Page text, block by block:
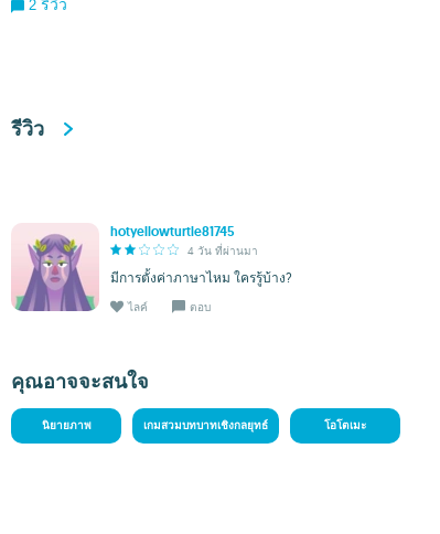
2 รีวิว
รีวิว
hotyellowturtle81745
4 วัน ที่ผ่านมา
มีการตั้งค่าภาษาไหม ใครรู้บ้าง?
ไลค์ ตอบ
คุณอาจจะสนใจ
นิยายภาพ เกมสวมบทบาทเชิงกลยุทธ์ โอโตเมะ